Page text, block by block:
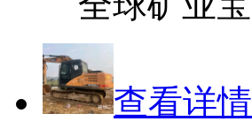
查看详情